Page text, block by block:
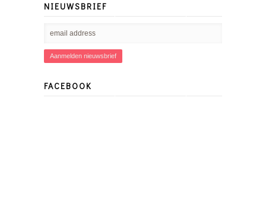
NIEUWSBRIEF
FACEBOOK